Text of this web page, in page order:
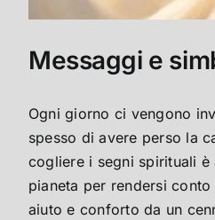
Messaggi e
Ogni giorno ci vengono
spesso di avere perso la
cogliere i segni spirituali
pianeta per rendersi
aiuto e conforto da un